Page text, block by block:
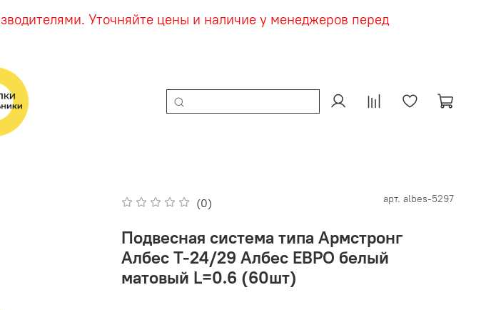
Уточняйте цены и наличие у менеджеров перед
(0) арт. albes-5297
Подвесная система типа Армстронг
Албес Т-24/29 Албес ЕВРО белый
матовый L=0.6 (60шт)